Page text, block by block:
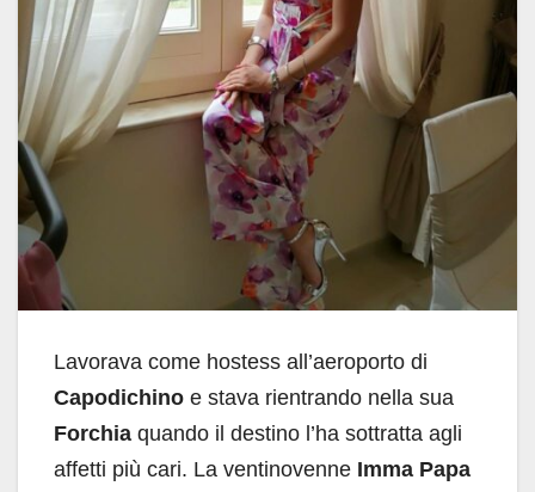
Lavorava come hostess all’aeroporto di
Capodichino e stava rientrando nella sua
Forchia quando il destino l’ha sottratta agli
affetti più cari. La ventinovenne Imma Papa